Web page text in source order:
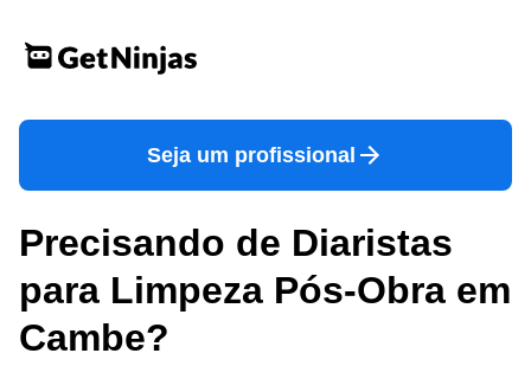
Seja um profissional
Precisando de Diaristas
para Limpeza Pós-Obra em
Cambe?